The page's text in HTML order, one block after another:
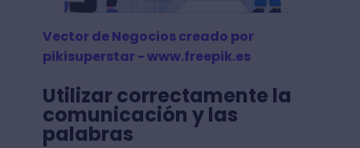
Vector de Negocios creado por
pikisuperstar - www.freepik.es
Utilizar correctamente la
comunicación y las
palabras